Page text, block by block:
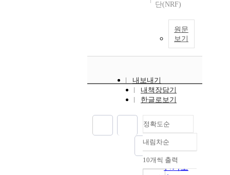
단(NRF)
원문
보기
내보내기
내책장담기
한글로보기
정확도순
정확도
순
인기도
내림차순
내림차순
10개씩 출력